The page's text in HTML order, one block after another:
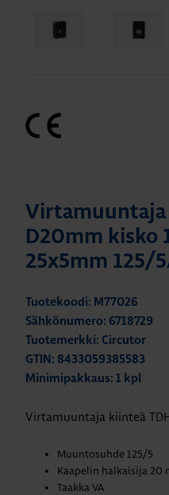
Virtamuuntaja
D20mm kisko
25x5mm 125/
Tuotekoodi: M77026
Sähkönumero: 6718729
Tuotemerkki: Circutor
GTIN: 8433059385583
Minimipakkaus: 1 kpl
Virtamuuntaja kiinteä
Muuntosuhde 125/5
Kaapelin halkaisija 20
Taakka VA